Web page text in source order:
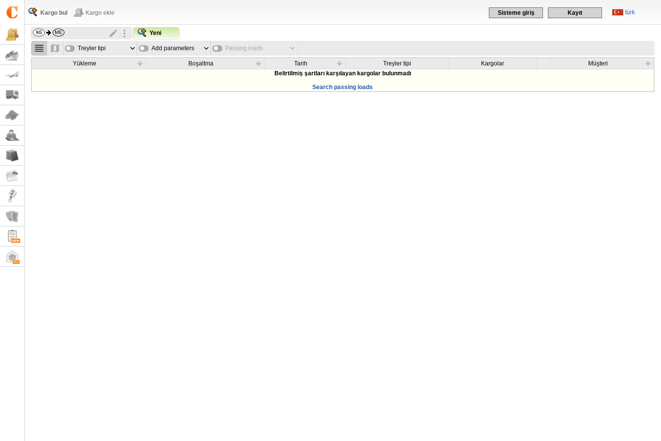
türk
Sisteme giriş Kayıt
Kargo bul Kargo ekle
Yeni
Treyler tipi Add parameters Passing loads
Yükleme Boşaltma Tarih Treyler tipi Kargolar
Müşteri
Belirtilmiş şartları karşılayan kargolar bulunmadı
Search passing loads